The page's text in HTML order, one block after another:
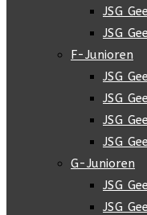
JSG
JSG
F-Junioren
JSG
JSG
JSG
JSG
G-Junioren
JSG
JSG